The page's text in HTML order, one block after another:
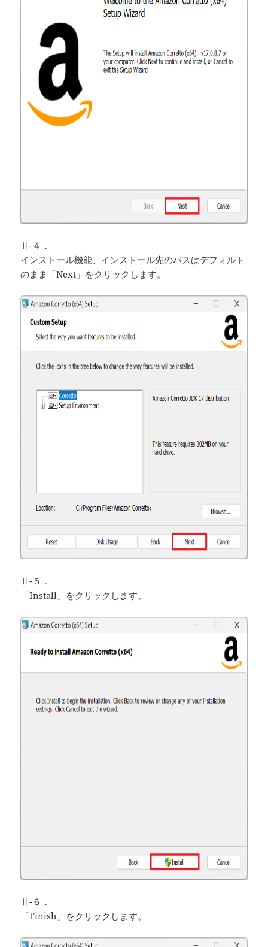
Ⅱ-４．
インストール機能、インストール先のパスはデフォルト
のまま「Next」をクリックします。
Ⅱ-５．
「Install」をクリックします。
Ⅱ-６．
「Finish」をクリックします。